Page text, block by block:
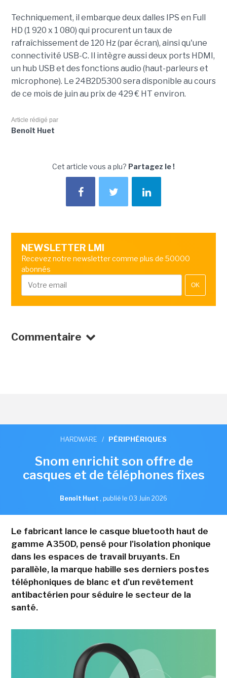
Techniquement, il embarque deux dalles IPS en Full
HD (1 920 x 1 080) qui procurent un taux de
rafraîchissement de 120 Hz (par écran), ainsi qu'une
connectivité USB-C. Il intègre aussi deux ports HDMI,
un hub USB et des fonctions audio (haut-parleurs et
microphone). Le 24B2D5300 sera disponible au cours
de ce mois de juin au prix de 429 € HT environ.
Article rédigé par
Benoît Huet
Cet article vous a plu? Partagez le !
NEWSLETTER LMI
Recevez notre newsletter comme plus de 50000
abonnés
OK
Commentaire
HARDWARE / PÉRIPHÉRIQUES
Snom enrichit son offre de
casques et de téléphones fixes
Benoît Huet , publié le 03 Juin 2026
Le fabricant lance le casque bluetooth haut de
gamme A350D, pensé pour l'isolation phonique
dans les espaces de travail bruyants. En
parallèle, la marque habille ses derniers postes
téléphoniques de blanc et d'un revêtement
antibactérien pour séduire le secteur de la
santé.